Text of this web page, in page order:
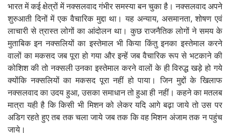
भारत में कई क्षेत्रों में नक्सलवाद गंभीर समस्या बन चुका है। नक्सलवाद अपने
शुरुआती दिनों में एक वैचारिक मुद्दा था। यह अन्याय, असमानता, शोषण एवं
लाचारी से त्रास्त लोगों का आंदोलन था। कुछ राजनैतिक लोगों ने समय के
मुताबिक इन नक्सलियों का इस्तेमाल भी किया किंतु इनका इस्तेमाल करने
वालों का मकसद जब पूरा हो गया और इन्हें जब वैचारिक रूप से भटकाने की
कोशिश की तो नक्सली उनका इस्तेमाल करने वालों के ही विरुद्ध खड़े हो गये
क्योंकि नक्सलियों का मकसद पूरा नहीं हो पाया। जिन मुद्दों के खिलाफ
नक्सलवाद का उदय हुआ, उसका समाधान तो हुआ ही नहीं। कहने का मतलब
मात्रा यही है कि किसी भी मिशन को लेकर यदि आगे बढ़ा जाये तो उस पर
अडिग रहते हुए तब तक चला जाये जब तक कि वह मिशन अंजाम तक न पहुंच
जाये।